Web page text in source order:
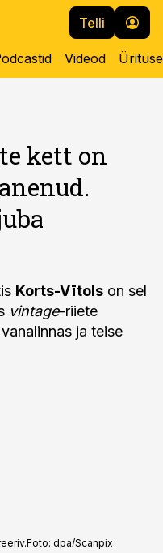
Telli
Videod
kett on
Korts-Vītols on sel
vintage-riiete
ja teise
Foto: dpa/Scanpix